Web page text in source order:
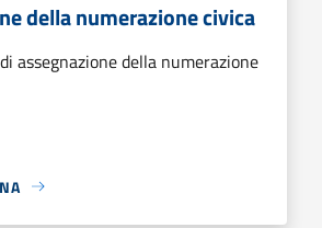
della numerazione civica
assegnazione della numerazione